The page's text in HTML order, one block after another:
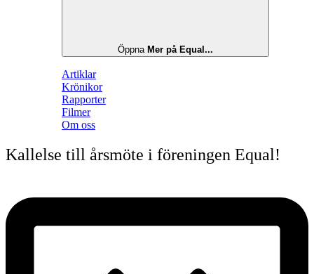
Öppna Mer på Equal...
Artiklar
Krönikor
Rapporter
Filmer
Om oss
Kallelse till årsmöte i föreningen Equal!